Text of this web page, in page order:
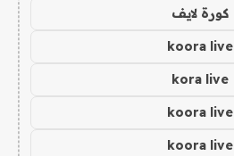
كورة لايف
koora live
kora live
koora live
koora live